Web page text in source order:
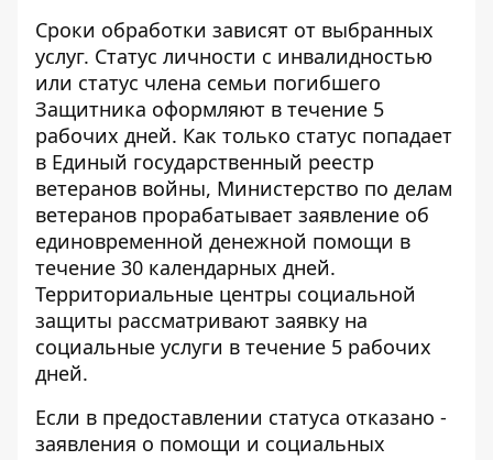
Сроки обработки зависят от выбранных
услуг. Статус личности с инвалидностью
или статус члена семьи погибшего
Защитника оформляют в течение 5
рабочих дней. Как только статус попадает
в Единый государственный реестр
ветеранов войны, Министерство по делам
ветеранов прорабатывает заявление об
единовременной денежной помощи в
течение 30 календарных дней.
Территориальные центры социальной
защиты рассматривают заявку на
социальные услуги в течение 5 рабочих
дней.
Если в предоставлении статуса отказано -
заявления о помощи и социальных